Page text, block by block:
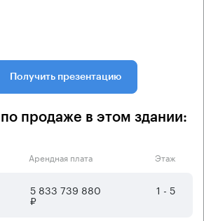
Получить презентацию
продаже в этом здании:
Арендная плата Этаж
5 833 739 880
₽
1 - 5